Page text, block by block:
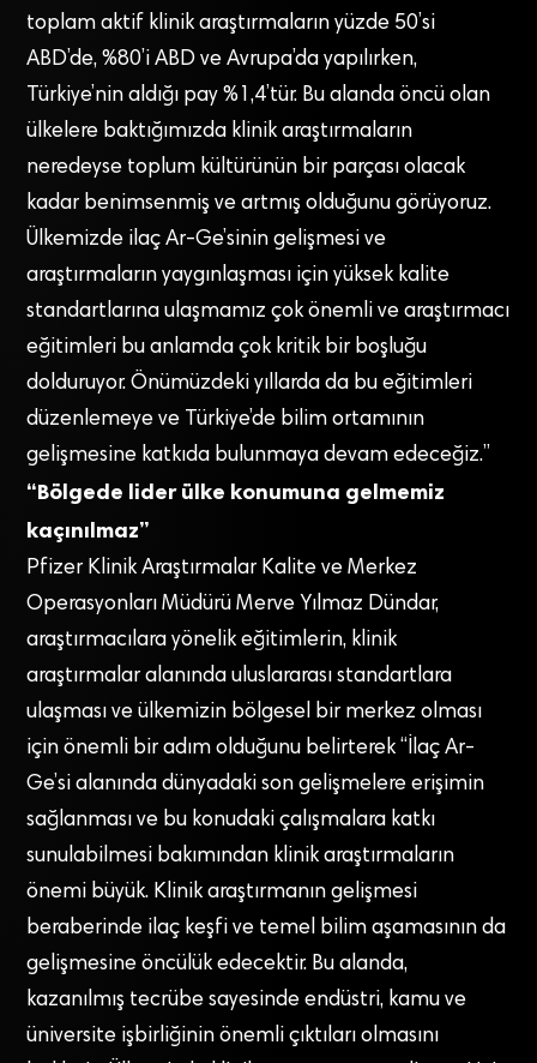
toplam aktif klinik araştırmaların yüzde 50’si
ABD’de, %80’i ABD ve Avrupa’da yapılırken,
Türkiye’nin aldığı pay %1,4’tür. Bu alanda öncü olan
ülkelere baktığımızda klinik araştırmaların
neredeyse toplum kültürünün bir parçası olacak
kadar benimsenmiş ve artmış olduğunu görüyoruz.
Ülkemizde ilaç Ar-Ge’sinin gelişmesi ve
araştırmaların yaygınlaşması için yüksek kalite
standartlarına ulaşmamız çok önemli ve araştırmacı
eğitimleri bu anlamda çok kritik bir boşluğu
dolduruyor. Önümüzdeki yıllarda da bu eğitimleri
düzenlemeye ve Türkiye’de bilim ortamının
gelişmesine katkıda bulunmaya devam edeceğiz.”
“Bölgede lider ülke konumuna gelmemiz
kaçınılmaz”
Pfizer Klinik Araştırmalar Kalite ve Merkez
Operasyonları Müdürü Merve Yılmaz Dündar,
araştırmacılara yönelik eğitimlerin, klinik
araştırmalar alanında uluslararası standartlara
ulaşması ve ülkemizin bölgesel bir merkez olması
için önemli bir adım olduğunu belirterek “İlaç Ar-
Ge’si alanında dünyadaki son gelişmelere erişimin
sağlanması ve bu konudaki çalışmalara katkı
sunulabilmesi bakımından klinik araştırmaların
önemi büyük. Klinik araştırmanın gelişmesi
beraberinde ilaç keşfi ve temel bilim aşamasının da
gelişmesine öncülük edecektir. Bu alanda,
kazanılmış tecrübe sayesinde endüstri, kamu ve
üniversite işbirliğinin önemli çıktıları olmasını